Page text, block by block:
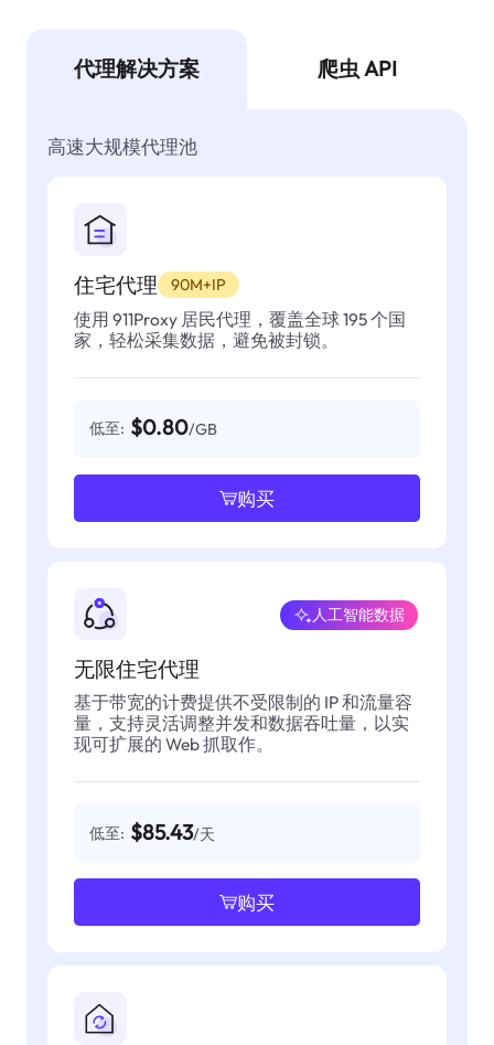
代理解决方案 爬虫 API
高速大规模代理池
住宅代理 90M+IP
使用 911Proxy 居民代理，覆盖全球 195 个国
家，轻松采集数据，避免被封锁。
低至: $0.80/GB
购买
无限住宅代理
人工智能数据
基于带宽的计费提供不受限制的 IP 和流量容
量，支持灵活调整并发和数据吞吐量，以实
现可扩展的 Web 抓取作。
低至: $85.43/天
购买